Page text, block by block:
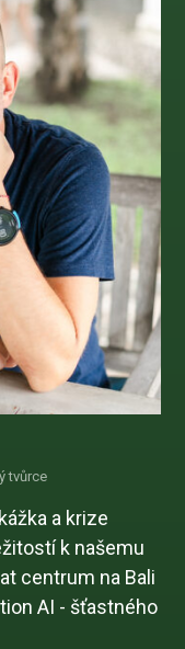
tvůrce
a krize
k našemu
centrum na Bali
AI - šťastného